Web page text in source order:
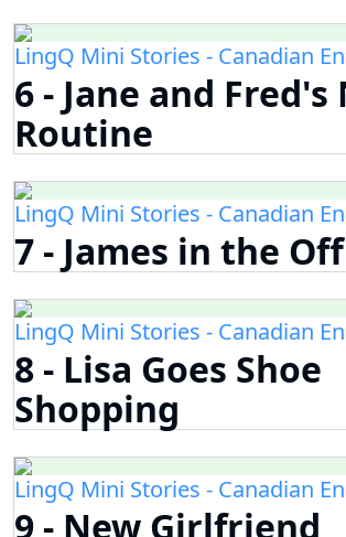
LingQ Mini Stories - Canadian
6 - Jane and
Routine
LingQ Mini Stories - Canadian
7 - James in the
LingQ Mini Stories - Canadian
8 - Lisa Goes Shoe
Shopping
LingQ Mini Stories - Canadian
9 - New Girlfriend